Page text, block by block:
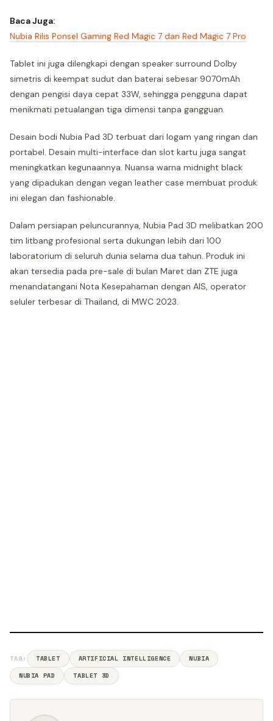
Baca Juga:
Nubia Rilis Ponsel Gaming Red Magic 7 dan Red Magic 7 Pro
Tablet ini juga dilengkapi dengan speaker surround Dolby
simetris di keempat sudut dan baterai sebesar 9070mAh
dengan pengisi daya cepat 33W, sehingga pengguna dapat
menikmati petualangan tiga dimensi tanpa gangguan.
Desain bodi Nubia Pad 3D terbuat dari logam yang ringan dan
portabel. Desain multi-interface dan slot kartu juga sangat
meningkatkan kegunaannya. Nuansa warna midnight black
yang dipadukan dengan vegan leather case membuat produk
ini elegan dan fashionable.
Dalam persiapan peluncurannya, Nubia Pad 3D melibatkan 200
tim litbang profesional serta dukungan lebih dari 100
laboratorium di seluruh dunia selama dua tahun. Produk ini
akan tersedia pada pre-sale di bulan Maret dan ZTE juga
menandatangani Nota Kesepahaman dengan AIS, operator
seluler terbesar di Thailand, di MWC 2023.
TAG: TABLET ARTIFICIAL INTELLIGENCE
NUBIA
NUBIA PAD
TABLET 3D